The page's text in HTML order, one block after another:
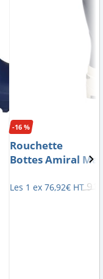
-16 %
Rouchette
Bottes Amiral
Les 1 ex 76,92€ HT 91